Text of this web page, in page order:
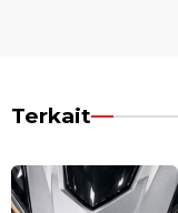
Terkait